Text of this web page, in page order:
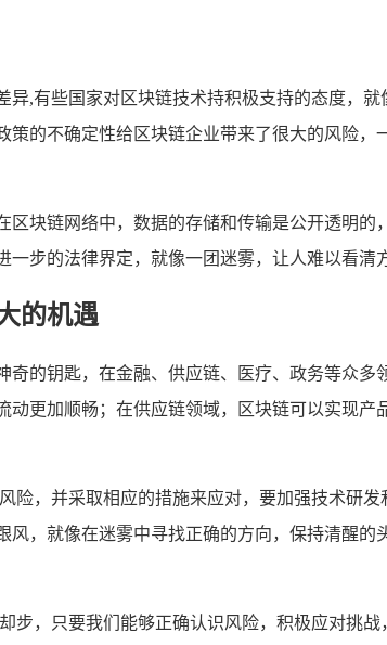
,有些国家对区块链技术持积极支持的态度，
的不确定性给区块链企业带来了很大的风险
块链网络中，数据的存储和传输是公开透明
步的法律界定，就像一团迷雾，让人难以看清
的机遇
的钥匙，在金融、供应链、医疗、政务等众
更加顺畅；在供应链领域，区块链可以实现
险，并采取相应的措施来应对，要加强技术研
，就像在迷雾中寻找正确的方向，保持清醒
，只要我们能够正确认识风险，积极应对挑